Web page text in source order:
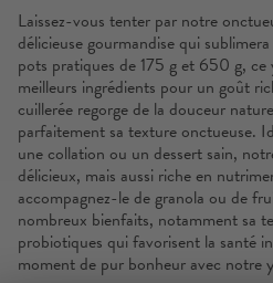
Laissez-vous tenter par notre
délicieuse gourmandise qui
pots pratiques de 175 g et 650 g, ce
meilleurs ingrédients pour un goût
cuillerée regorge de la douceur
parfaitement sa texture onctueuse.
une collation ou un dessert sain,
délicieux, mais aussi riche en
accompagnez-le de granola ou de
nombreux bienfaits, notamment sa
probiotiques qui favorisent la santé
moment de pur bonheur avec notre